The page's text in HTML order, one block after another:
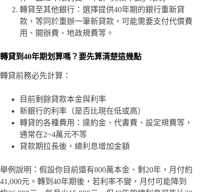
轉貸至其他銀行：選擇提供40年期的銀行重新貸
款，等同於重辦一筆新貸款，可能需要支付代償費
用、開辦費、地政規費等。
轉貸到40年期划算嗎？要先算清楚這幾點
轉貸前務必先計算：
目前剩餘貸款本金與利率
新銀行的利率（是否比現在低或高）
轉貸的各種費用：違約金、代書費、設定規費等，
通常在2~4萬元不等
貸款期拉長後，總利息增加金額
舉例說明：假設你目前還有800萬本金、剩20年，月付約
41,000元。轉到40年期後，若利率不變，月付可能降到